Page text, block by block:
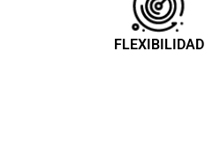
FLEXIBILIDAD